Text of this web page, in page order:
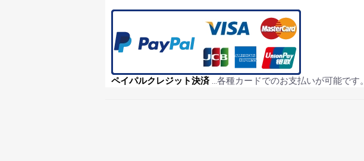
ペイパルクレジット決済…各種カードでのお支払いが可能です。